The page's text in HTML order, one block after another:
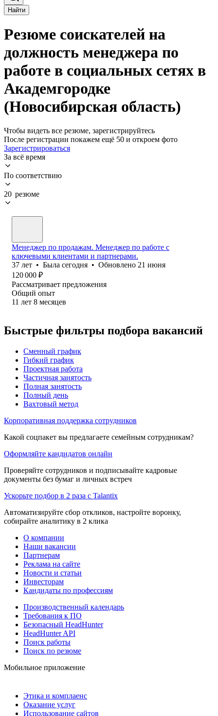
Найти
Резюме соискателей на
должность менеджера по
работе в социальных сетях в
Академгородке
(Новосибирская область)
Чтобы видеть все резюме, зарегистрируйтесь
После регистрации покажем ещё 50 и откроем фото
Зарегистрироваться
За всё время
По соответствию
20 резюме
Менеджер по продажам. Менеджер по работе с
ключевыми клиентами и партнерами.
37 лет • Была сегодня • Обновлено 21 июня
120 000 ₽
Рассматривает предложения
Общий опыт
11 лет 8 месяцев
Быстрые фильтры подбора вакансий
Сменный график
Гибкий график
Проектная работа
Частичная занятость
Полная занятость
Полный день
Вахтовый метод
Корпоративная поддержка сотрудников
Какой соцпакет вы предлагаете семейным сотрудникам?
Оформляйте кандидатов онлайн
Проверяйте сотрудников и подписывайте кадровые
документы без бумаг и личных встреч
Ускорьте подбор в 2 раза с Talantix
Автоматизируйте сбор откликов, настройте воронку,
собирайте аналитику в 2 клика
О компании
Наши вакансии
Партнерам
Реклама на сайте
Новости и статьи
Инвесторам
Кандидаты по профессиям
Производственный календарь
Требования к ПО
Безопасный HeadHunter
HeadHunter API
Поиск работы
Поиск по резюме
Мобильное приложение
Этика и комплаенс
Оказание услуг
Использование сайтов